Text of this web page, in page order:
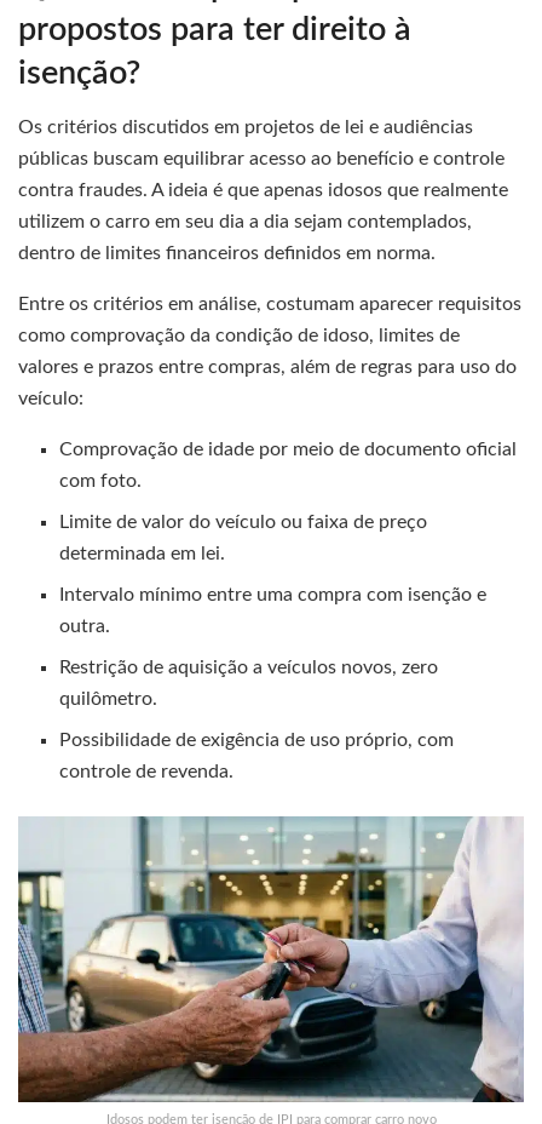
propostos para ter direito à
isenção?
Os critérios discutidos em projetos de lei e audiências
públicas buscam equilibrar acesso ao benefício e controle
contra fraudes. A ideia é que apenas idosos que realmente
utilizem o carro em seu dia a dia sejam contemplados,
dentro de limites financeiros definidos em norma.
Entre os critérios em análise, costumam aparecer requisitos
como comprovação da condição de idoso, limites de
valores e prazos entre compras, além de regras para uso do
veículo:
Comprovação de idade por meio de documento oficial
com foto.
Limite de valor do veículo ou faixa de preço
determinada em lei.
Intervalo mínimo entre uma compra com isenção e
outra.
Restrição de aquisição a veículos novos, zero
quilômetro.
Possibilidade de exigência de uso próprio, com
controle de revenda.
Idosos podem ter isenção de IPI para comprar carro novo